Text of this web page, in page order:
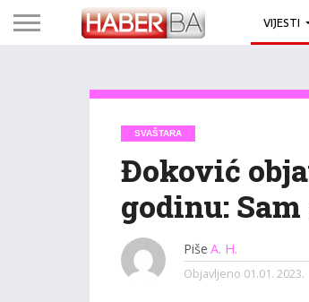
VIJESTI
SVAŠTARA
Đoković
godinu:
Piše A. H.
Objavljeno 01.01. 2023.